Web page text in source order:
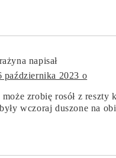
napisał
października 2023 o
może zrobię rosół z reszty
wczoraj duszone na